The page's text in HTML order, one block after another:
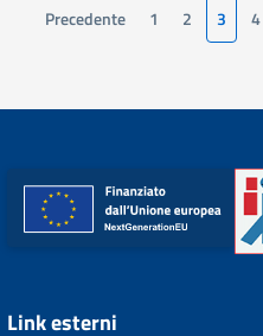
Precedente 1 2 3 4
Link esterni